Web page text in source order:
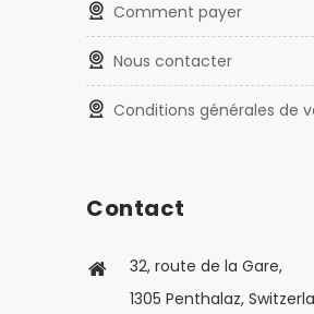
Comment payer
Nous contacter
Conditions générales de
Contact
32, route de la Gare,
1305 Penthalaz,